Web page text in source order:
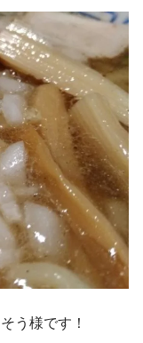
う様です！